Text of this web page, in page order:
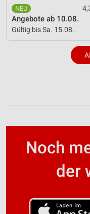
Angebote ab 10.08.
Gültig bis Sa. 15.08.
Noch
der